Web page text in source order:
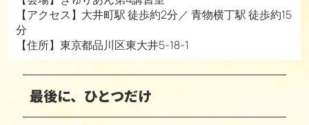
【アクセス】大井町駅 徒歩約2分／ 青物横丁駅 徒歩約15
分
【住所】東京都品川区東大井5-18-1
最後に、ひとつだけ